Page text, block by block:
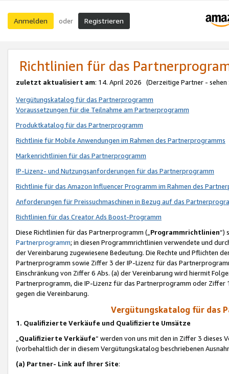
Anmelden oder Registrieren
Richtlinien für das
zuletzt aktualisiert am: 14. April 2026 (Derzeitige Partner - sehen
Vergütungskatalog für das Partnerprogramm
Voraussetzungen für die Teilnahme am Partnerprogramm
Produktkatalog für das Partnerprogramm
Richtlinie für Mobile Anwendungen im Rahmen des Partnerprogramms
Markenrichtlinien für das Partnerprogramm
IP-Lizenz- und Nutzungsanforderungen für das Partnerprogramm
Richtlinie für das Amazon Influencer Programm im Rahmen des
Anforderungen für Preissuchmaschinen in Bezug auf das
Richtlinien für das Creator Ads Boost-Programm
Diese Richtlinien für das Partnerprogramm („Programmrichtlinien“)
Partnerprogramm; in diesen Programmrichtlinien verwendete und
der Vereinbarung zugewiesene Bedeutung. Die Rechte und Pflichten
Partnerprogramm sowie Ziffer 3 der IP-Lizenz für das
Einschränkung von Ziffer 6 Abs. (a) der Vereinbarung wird hiermit
Partnerprogramm, die IP-Lizenz für das Partnerprogramm oder
gegen die Vereinbarung.
Vergütungskatalog für das
1. Qualifizierte Verkäufe und Qualifizierte Umsätze
Qualifizierte Verkäufe“ werden von uns mit den in Ziffer 3
(vorbehaltlich der in diesem Vergütungskatalog beschriebenen
(a) Partner- Link auf Ihrer Site: